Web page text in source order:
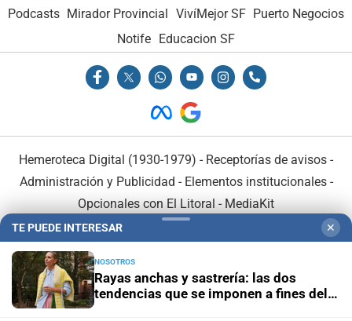
Podcasts Mirador Provincial VivíMejor SF Puerto Negocios
Notife
Educacion SF
Hemeroteca Digital (1930-1979) - Receptorías de avisos -
Administración y Publicidad - Elementos institucionales-
Opcionales con El Litoral - MediaKit
TE PUEDE INTERESAR ✕
NOSOTROS
Rayas anchas y sastrería: las dos
tendencias que se imponen a fines del